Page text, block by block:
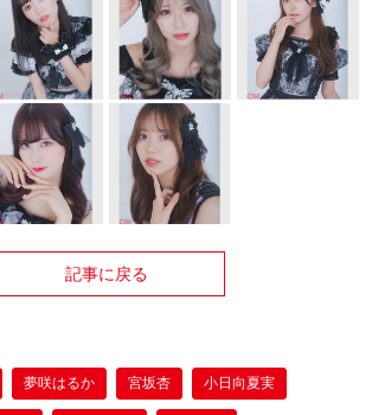
記事に戻る
夢咲はるか 宮坂杏 小日向夏実